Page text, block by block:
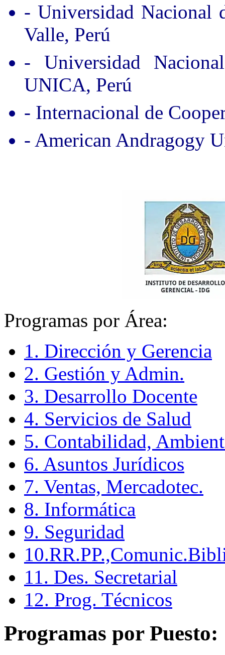
- Universidad Nacional
Valle, Perú
- Universidad
UNICA, Perú
- Internacional de
- American Andragogy
Programas por Área:
1. Dirección y Gerencia
2. Gestión y Admin.
3. Desarrollo Docente
4. Servicios de Salud
5. Contabilidad,
6. Asuntos Jurídicos
7. Ventas, Mercadotec.
8. Informática
9. Seguridad
11. Des. Secretarial
12. Prog. Técnicos
Programas por Puesto: